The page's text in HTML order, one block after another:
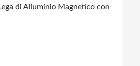
di Alluminio Magnetico con